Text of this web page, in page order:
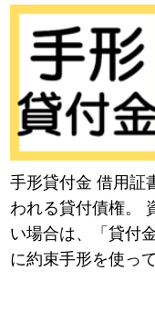
手形貸付金 借用証
われる貸付債権。
い場合は、「貸付
に約束手形を使っ